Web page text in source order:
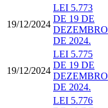
19/12/2024
LEI 5.773
DE 19 DE
DEZEMBRO
DE 2024.
19/12/2024
LEI 5.775
DE 19 DE
DEZEMBRO
DE 2024.
LEI 5.776